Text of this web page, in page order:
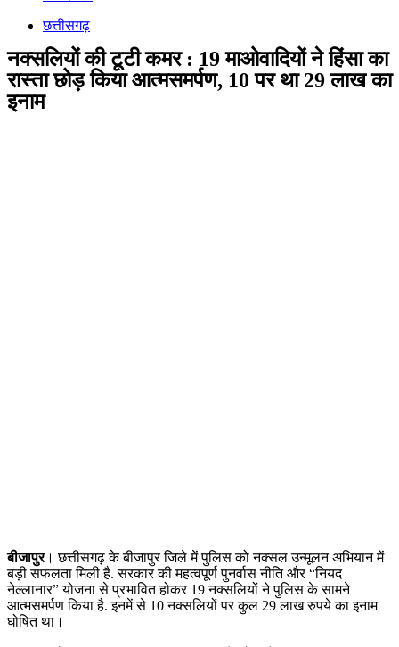
छत्तीसगढ़
नक्सलियों की टूटी कमर : 19 माओवादियों ने हिंसा का
रास्ता छोड़ किया आत्मसमर्पण, 10 पर था 29 लाख का
इनाम
बीजापुर। छत्तीसगढ़ के बीजापुर जिले में पुलिस को नक्सल उन्मूलन अभियान में
बड़ी सफलता मिली है. सरकार की महत्वपूर्ण पुनर्वास नीति और “नियद
नेल्लानार” योजना से प्रभावित होकर 19 नक्सलियों ने पुलिस के सामने
आत्मसमर्पण किया है. इनमें से 10 नक्सलियों पर कुल 29 लाख रुपये का इनाम
घोषित था।